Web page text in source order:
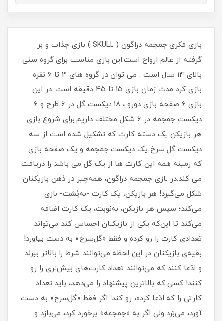
​​​​بازی فکری جمجمه دراگون ( SKULL ) بازی جذاب و بر
گرفته از عالم ارواح است.این بازی مناسب برای گروه سنی
بالای 14 سال است . می توان در گروه های 3 تا 6 نفره
بازی کرد مدت زمان بازی 15 تا 45 دقیقه است .در این
بازی 6 صفحه بازی دورو ، 18 دیکست گل در 6 طرح و 6
دیکست جمجمه در 6 شکل مختلف داریم.برای شروع بازی
هر بازیکن یک دسته کارت که تشکیل شده است از سه
دیکست گل سرخ یک دیکست جمجمه و یک صفحه بازی
که زمینه همه این کارت ها از یک گل می باشد را دریافت
می کند.در بازی جمجمه دراگون، همه‌چیز در ذهن بازیکنان
شکل می‌گیرد! هر بازیکن، یک کارت -به‌پُشت- بازی
می‌کند؛ سپس هر بازیکن، به‌نوبت، یک کارت اضافه
می‌کند تا این‌که یکی از بازیکنان احساس کند می‌تواند
تعدادی کارت را رو کرده و فقط «گل‌سرخ» به‌ دست بیاورد!‌
بقیه‌ی بازیکنان در این لحظه می‌توانند شرط را بالاتر ببرند
و ادّعا کنند که می‌توانند تعداد کارت‌های بیش‌تری را رو
کنند! کسی که بالاترین پیشنهاد را می‌دهد، باید تعداد
کارتی را که ادّعا کرده، رو کند! اگر فقط «گل‌سرخ» به دست
آورد، می‌بَرد ولی اگر به «جمجمه» برخورد کرد، می‌بازد و